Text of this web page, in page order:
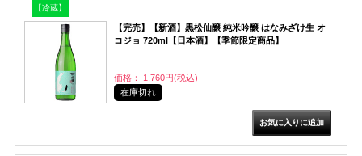
【冷蔵】
【完売】【新酒】黒松仙醸 純米吟醸 はなみざけ生 オ
コジョ 720ml【日本酒】【季節限定商品】
価格： 1,760円(税込)
在庫切れ